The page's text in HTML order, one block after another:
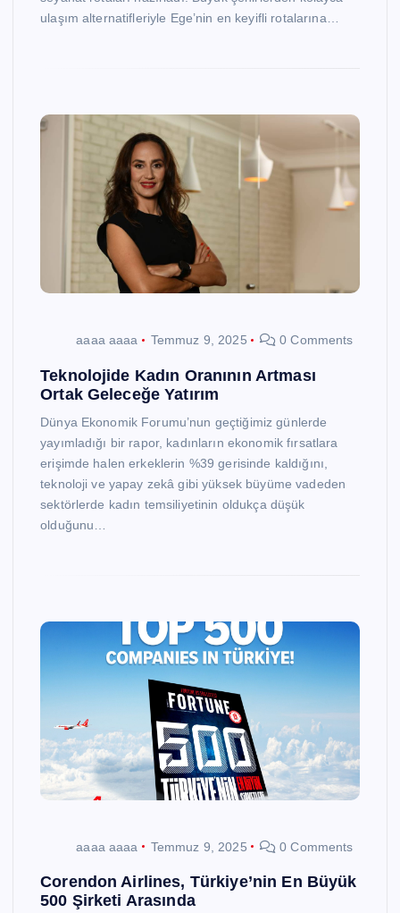
ulaşım alternatifleriyle Ege’nin en keyifli rotalarına…
aaaa aaaa Temmuz 9, 2025 0 Comments
Teknolojide Kadın Oranının Artması
Ortak Geleceğe Yatırım
Dünya Ekonomik Forumu’nun geçtiğimiz günlerde
yayımladığı bir rapor, kadınların ekonomik fırsatlara
erişimde halen erkeklerin %39 gerisinde kaldığını,
teknoloji ve yapay zekâ gibi yüksek büyüme vadeden
sektörlerde kadın temsiliyetinin oldukça düşük
olduğunu…
aaaa aaaa Temmuz 9, 2025 0 Comments
Corendon Airlines, Türkiye’nin En Büyük
500 Şirketi Arasında